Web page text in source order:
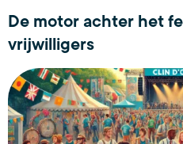
De motor achter het
vrijwilligers